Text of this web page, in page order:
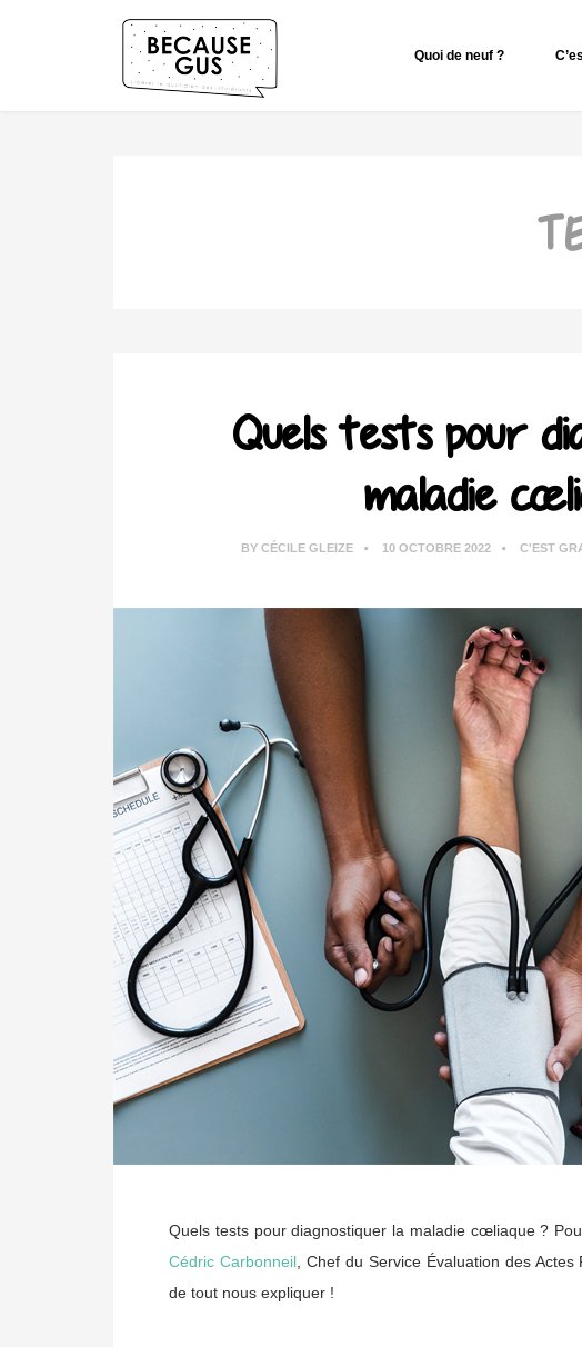
Quoi de neuf ?
Quels tests pour
maladie
BY CÉCILE GLEIZE 10 OCTOBRE 2022 C'EST
Quels tests pour diagnostiquer la maladie cœliaque ?
Cédric Carbonneil, Chef du Service Évaluation des
de tout nous expliquer !